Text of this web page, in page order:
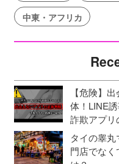
中東・アフリカ
【危険】
体！LINE
詐欺アプリ
タイの睾
門店でな